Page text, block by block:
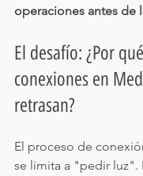
operaciones antes de
El desafío: ¿Por
conexiones en
retrasan?
El proceso de
se limita a "pedir luz".